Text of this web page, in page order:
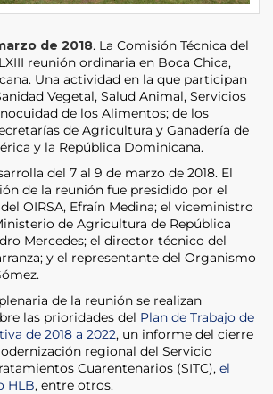
de 2018. La Comisión Técnica del
reunión ordinaria en Boca Chica,
Una actividad en la que participan
Vegetal, Salud Animal, Servicios
de los Alimentos; de los
de Agricultura y Ganadería de
y la República Dominicana.
del 7 al 9 de marzo de 2018. El
de la reunión fue presidido por el
OIRSA, Efraín Medina; el viceministro
de Agricultura de República
Mercedes; el director técnico del
y el representante del Organismo
de la reunión se realizan
las prioridades del Plan de Trabajo de
de 2018 a 2022, un informe del cierre
regional del Servicio
Cuarentenarios (SITC), el
HLB, entre otros.